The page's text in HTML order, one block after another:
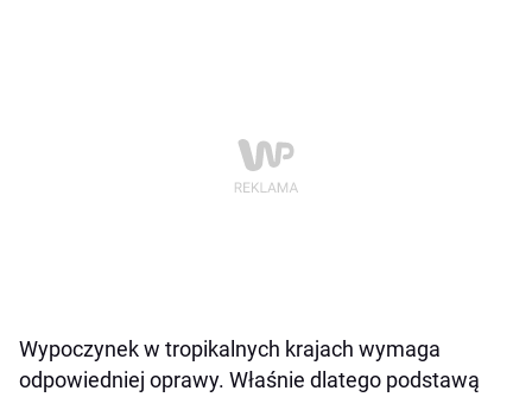
Wypoczynek w tropikalnych krajach wymaga
odpowiedniej oprawy. Właśnie dlatego podstawą